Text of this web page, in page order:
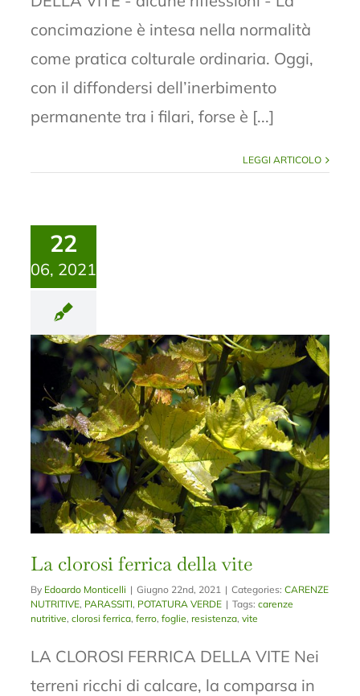
concimazione è intesa nella normalità
come pratica colturale ordinaria. Oggi,
con il diffondersi dell’inerbimento
permanente tra i filari, forse è [...]
LEGGI ARTICOLO
22
06, 2021
La clorosi ferrica della vite
By Edoardo Monticelli | Giugno 22nd, 2021 | Categories:CARENZE
NUTRITIVE, PARASSITI, POTATURA VERDE | Tags:carenze
nutritive,clorosi ferrica,ferro,foglie,resistenza,vite
LA CLOROSI FERRICA DELLA VITE Nei
terreni ricchi di calcare, la comparsa in